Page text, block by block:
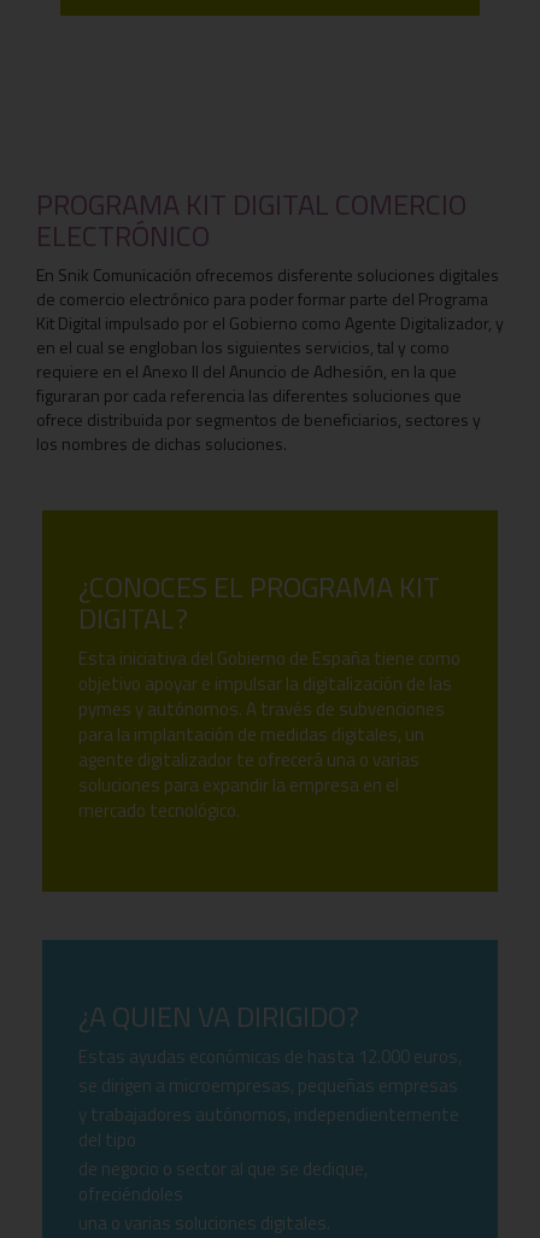
PROGRAMA KIT DIGITAL COMERCIO
ELECTRÓNICO
En Snik Comunicación ofrecemos disferente soluciones digitales
de comercio electrónico para poder formar parte del Programa
Kit Digital impulsado por el Gobierno como Agente Digitalizador, y
en el cual se engloban los siguientes servicios, tal y como
requiere en el Anexo II del Anuncio de Adhesión, en la que
figuraran por cada referencia las diferentes soluciones que
ofrece distribuida por segmentos de beneficiarios, sectores y
los nombres de dichas soluciones.
¿CONOCES EL PROGRAMA KIT
DIGITAL?
Esta iniciativa del Gobierno de España tiene como
objetivo apoyar e impulsar la digitalización de las
pymes y autónomos. A través de subvenciones
para la implantación de medidas digitales, un
agente digitalizador te ofrecerá una o varias
soluciones para expandir la empresa en el
mercado tecnológico.
¿A QUIEN VA DIRIGIDO?
Estas ayudas económicas de hasta 12.000 euros,
se dirigen a microempresas, pequeñas empresas
y trabajadores autónomos, independientemente
del tipo
de negocio o sector al que se dedique,
ofreciéndoles
una o varias soluciones digitales.